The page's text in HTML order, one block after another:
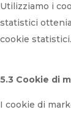
Utilizziamo i
statistici
cookie statistici.
5.3 Cookie di
I cookie di